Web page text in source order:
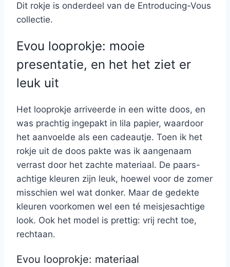
Dit rokje is onderdeel van de Entroducing-Vous
collectie.
Evou looprokje: mooie
presentatie, en het het ziet er
leuk uit
Het looprokje arriveerde in een witte doos, en
was prachtig ingepakt in lila papier, waardoor
het aanvoelde als een cadeautje. Toen ik het
rokje uit de doos pakte was ik aangenaam
verrast door het zachte materiaal. De paars-
achtige kleuren zijn leuk, hoewel voor de zomer
misschien wel wat donker. Maar de gedekte
kleuren voorkomen wel een té meisjesachtige
look. Ook het model is prettig: vrij recht toe,
rechtaan.
Evou looprokje: materiaal